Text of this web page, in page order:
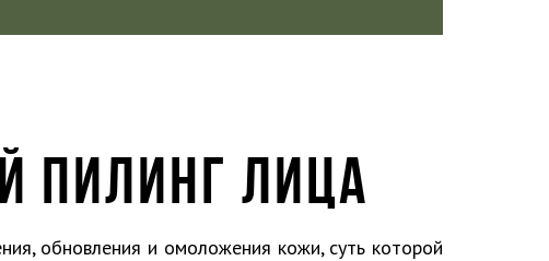
ПИЛИНГ ЛИЦА
обновления и омоложения кожи, суть которой